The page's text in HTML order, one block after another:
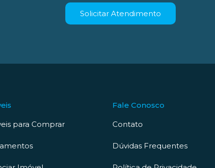
Solicitar Atendimento
para Comprar
Fale Conosco
Contato
Dúvidas Frequentes